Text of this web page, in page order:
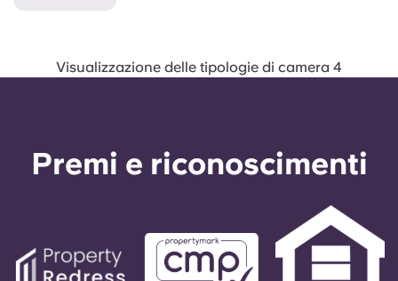
Visualizzazione delle tipologie di camera 4
Premi e riconoscimenti